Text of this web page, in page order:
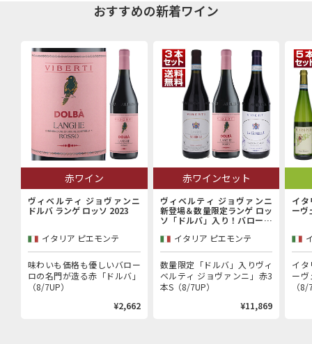
おすすめの新着ワイン
赤ワイン
ヴィベルティ ジョヴァンニ
ドルバ ランゲ ロッソ 2023
イタリア ピエモンテ
味わいも価格も優しいバロー
ロの名門が造る赤「ドルバ」
（8/7UP）
¥2,662
赤ワインセット
ヴィベルティ ジョヴァンニ
新登場＆数量限定ランゲ ロッ
ソ「ドルバ」入り！バローロ
産者「ヴィベルティ ジョヴァ
ンニ」赤3本セット
イタリア ピエモンテ
数量限定「ドルバ」入りヴィ
ベルティ ジョヴァンニ」赤3
本S（8/7UP）
¥11,869
イタ
ーヴ
イタ
ー
（